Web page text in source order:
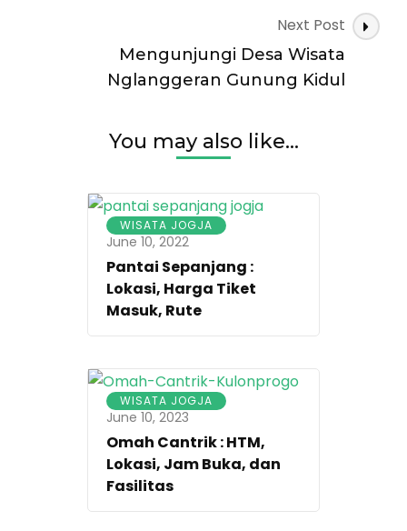
Next Post
Mengunjungi Desa Wisata
Nglanggeran Gunung Kidul
You may also like...
WISATA JOGJA
June 10, 2022
Pantai Sepanjang :
Lokasi, Harga Tiket
Masuk, Rute
WISATA JOGJA
June 10, 2023
Omah Cantrik : HTM,
Lokasi, Jam Buka, dan
Fasilitas